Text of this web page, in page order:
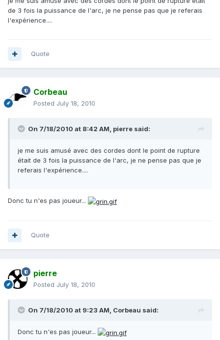
de 3 fois la puissance de l'arc, je ne pense pas que je referais
l'expérience....
Quote
Corbeau
Posted July 18, 2010
On 7/18/2010 at 8:42 AM, pierre said:
je me suis amusé avec des cordes dont le point de rupture
était de 3 fois la puissance de l'arc, je ne pense pas que je
referais l'expérience....
Donc tu n'es pas joueur...
Quote
pierre
Posted July 18, 2010
On 7/18/2010 at 9:23 AM, Corbeau said:
Donc tu n'es pas joueur...